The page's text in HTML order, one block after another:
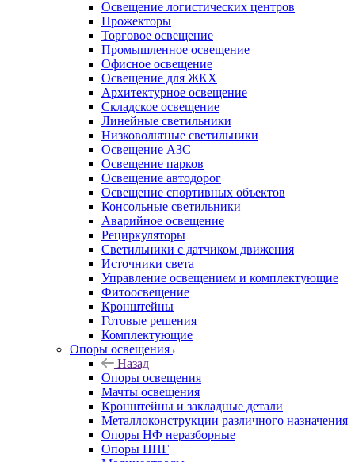
Освещение логистических центров
Прожекторы
Торговое освещение
Промышленное освещение
Офисное освещение
Освещение для ЖКХ
Архитектурное освещение
Складское освещение
Линейные светильники
Низковольтные светильники
Освещение АЗС
Освещение парков
Освещение автодорог
Освещение спортивных объектов
Консольные светильники
Аварийное освещение
Рециркуляторы
Светильники с датчиком движения
Источники света
Управление освещением и комплектующие
Фитоосвещение
Кронштейны
Готовые решения
Комплектующие
Опоры освещения
Назад
Опоры освещения
Мачты освещения
Кронштейны и закладные детали
Металлоконструкции различного назначения
Опоры НФ неразборные
Опоры НПГ